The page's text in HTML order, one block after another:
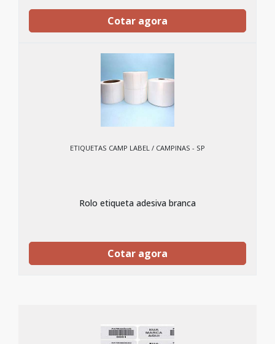
Cotar agora
ETIQUETAS CAMP LABEL / CAMPINAS - SP
Rolo etiqueta adesiva branca
Cotar agora